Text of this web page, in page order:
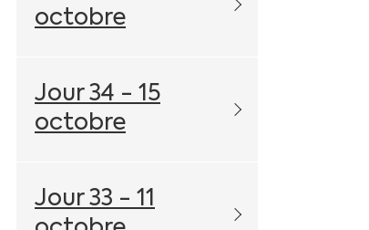
octobre
Jour 34 - 15
octobre
Jour 33 - 11